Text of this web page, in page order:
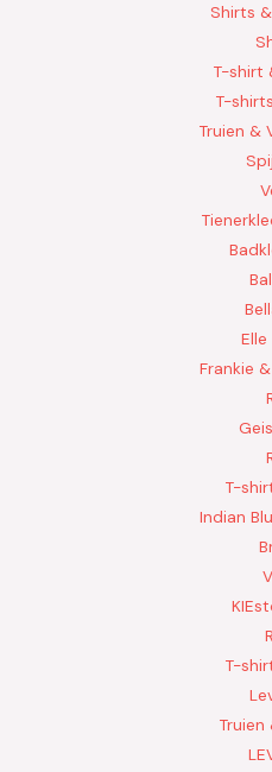
Shirts
T-shirt
T-
Truien &
Elle
Frankie
T-
Indian
T-
Truien